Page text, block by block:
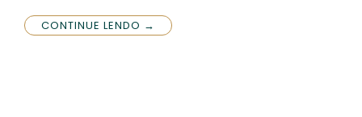
CONTINUE LENDO →